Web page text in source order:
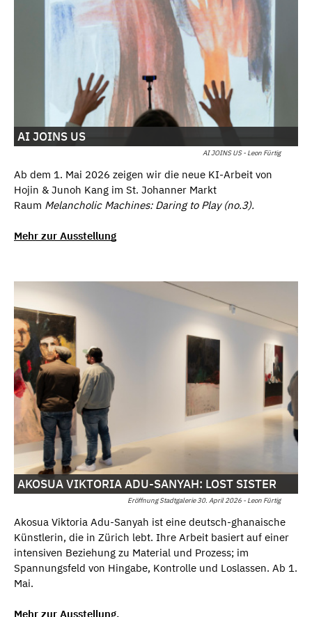
AI JOINS US - Leon Fürtig
AI JOINS US
Ab dem 1. Mai 2026 zeigen wir die neue KI-Arbeit von
Hojin & Junoh Kang im St. Johanner Markt
Raum Melancholic Machines: Daring to Play (no.3).
Mehr zur Ausstellung
Eröffnung Stadtgalerie 30. April 2026 - Leon Fürtig
AKOSUA VIKTORIA ADU-SANYAH: LOST SISTER
Akosua Viktoria Adu-Sanyah ist eine deutsch-ghanaische
Künstlerin, die in Zürich lebt. Ihre Arbeit basiert auf einer
intensiven Beziehung zu Material und Prozess; im
Spannungsfeld von Hingabe, Kontrolle und Loslassen. Ab 1.
Mai.
Mehr zur Ausstellung.